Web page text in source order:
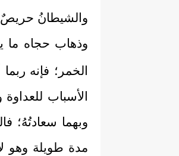
والشيطانُ حريصٌ
وذهاب حجاه ما
الخمر؛ فإنه
الأسباب
وبهما سعادتُهُ؛
مدة طويلة وهو